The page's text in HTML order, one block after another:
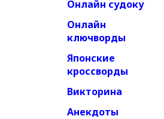
Онлайн судоку
Онлайн
ключворды
Японские
кроссворды
Викторина
Анекдоты